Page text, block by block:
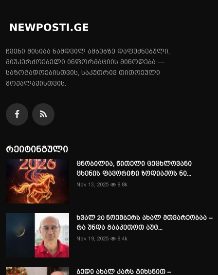
ჩვენი მისიაა ნამდვილ ამბებზე დაფუძნებული,
მიუკერძოებელი ინფორმაციის მიწოდება —
საზოგადოებისთვის, საკუთრივ თითოეული
მოქალაქისთვის.
რეიტინგული
ცნობილია, წითელი ცეცხლოვანი
ცხენის ფავორიტი ზოდიაქოს ნი...
Nov 13, 2025 8.8k
ხვალ 20 ნოემბერს ახალ მთვარეობაა –
რა უნდა გააკეთოთ აუც...
Nov 19, 2025 8.4k
ბედი ახალ კარს გიხსნით –